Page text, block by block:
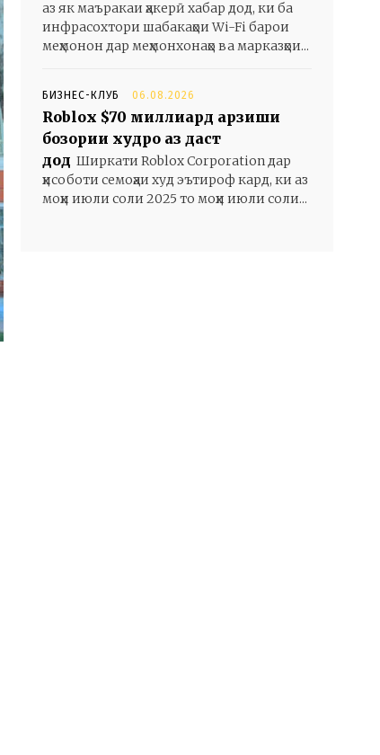
аз як маъракаи ҳакерӣ хабар дод, ки ба
инфрасохтори шабакаҳои Wi-Fi барои
меҳмонон дар меҳмонхонаҳо ва марказҳои...
БИЗНЕС-КЛУБ 06.08.2026
Roblox $70 миллиард арзиши
бозории худро аз даст
дод Ширкати Roblox Corporation дар
ҳисоботи семоҳаи худ эътироф кард, ки аз
моҳи июли соли 2025 то моҳи июли соли...